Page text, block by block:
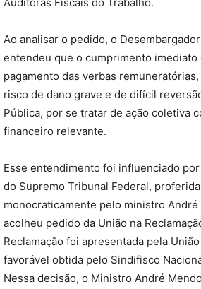
Ao analisar o pedido, o Desembargador
entendeu que o cumprimento imediato
pagamento das verbas
risco de dano grave e de difícil
Pública, por se tratar de ação coletiva
financeiro relevante.
Esse entendimento foi influenciado
do Supremo Tribunal Federal, proferida
monocraticamente pelo ministro André
acolheu pedido da União na
Reclamação foi apresentada pela
favorável obtida pelo Sindifisco
Nessa decisão, o Ministro André